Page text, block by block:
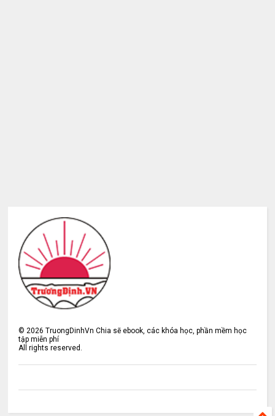
©2026 TruongDinhVn Chia sẽ ebook, các khóa học, phần mềm học
tập miễn phí
All rights reserved.